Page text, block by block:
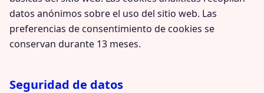
datos anónimos sobre el uso del sitio web. Las
preferencias de consentimiento de cookies se
conservan durante 13 meses.
Seguridad de datos